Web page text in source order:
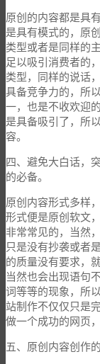
原创的内容都是具
是具有模式的，原
类型或者是同样的
足以吸引消费者的
类型，同样的说话
具备竞争力的，所
一，也是不收欢迎
是具备吸引了，所
容。
四、避免大白话，
的必备。
原创内容形式多样
形式便是原创软文
非常常见的，当然
只是没有抄袭或者
的质量没有要求，
当然也会出现语句
词等等的现象，所
站制作不仅仅只是
做一个成功的网页
五、原创内容创作